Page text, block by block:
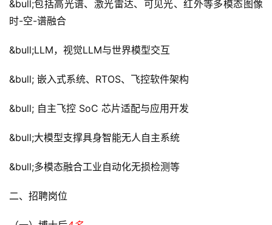
&bull;包括高光谱、激光雷达、可见光、红外等多模态图像
时-空-谱融合
&bull;LLM，视觉LLM与世界模型交互
&bull; 嵌入式系统、RTOS、飞控软件架构
&bull; 自主飞控 SoC 芯片适配与应用开发
&bull;大模型支撑具身智能无人自主系统
&bull;多模态融合工业自动化无损检测等
二、招聘岗位